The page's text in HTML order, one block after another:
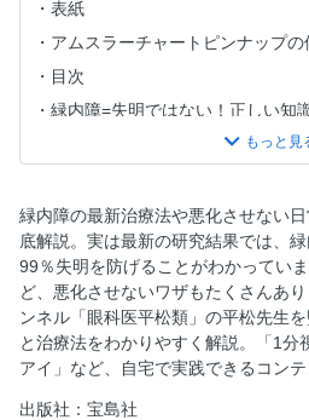
表紙
アムスラーチャートピンナップの
目次
緑内障=失明ではない！正しい知
年齢別ステップチャート
PART1 教えて！緑内障って、ど
40歳以上の20人に1人がかかる緑
緑内障を発症するメカニズムとは
もし発症しても、早期発見でき
失明はしない！
主治医に確認必須！自分の緑内障
う
緑内障の最新治療法や悪化させない
底解説。実は最新の研究結果では、
99％失明を防げることがわかってい
ど、悪化させないワザもたくさんあ
ンネル「眼科医平松類」の平松先生
と治療法をわかりやすく解説。「1分
アイ」など、自宅で実践できるコンテ
出版社：宝島社